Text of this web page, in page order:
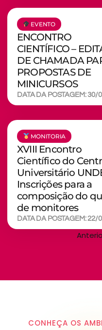
EVENTO
ENCONTRO
CIENTÍFICO –
DE CHAMADA
PROPOSTAS DE
MINICURSOS
DATA DA POSTAGEM: 30/
MONITORIA
XVIII Encontro
Científico do
Universitário
Inscrições para a
composição do
de monitores
DATA DA POSTAGEM: 22/
CONHEÇA OS